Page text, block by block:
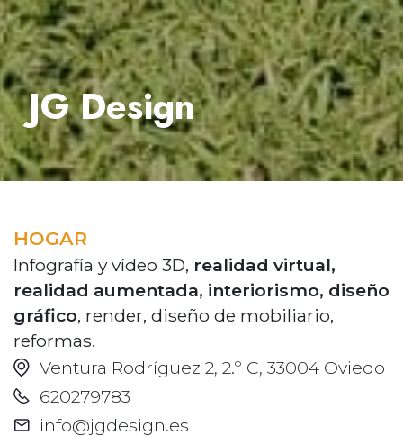
JG Design
HOGAR
Infografía y vídeo 3D, realidad virtual,
realidad aumentada, interiorismo, diseño
gráfico, render, diseño de mobiliario,
reformas.
Ventura Rodríguez 2, 2.º C, 33004 Oviedo
620279783
info@jgdesign.es